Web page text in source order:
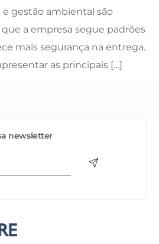
gestão ambiental são
a empresa segue padrões
mais segurança na entrega.
as principais […]
newsletter